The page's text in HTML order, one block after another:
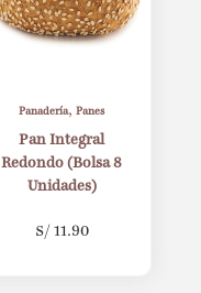
Panadería,Panes
Pan Integral
Redondo (Bolsa 8
Unidades)
S/ 11.90